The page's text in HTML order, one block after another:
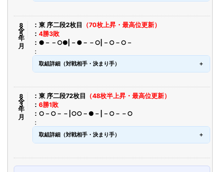
令8年5月 東 序二段2枚目
（70枚上昇・最高位更新）
4勝3敗
●－－○●|－●－－○|－○－○－
取組詳細（対戦相手・決まり手）
令8年3月 東 序二段72枚目
（48枚半上昇・最高位更新）
6勝1敗
○－○－－|○○－●－|－○－－○
取組詳細（対戦相手・決まり手）